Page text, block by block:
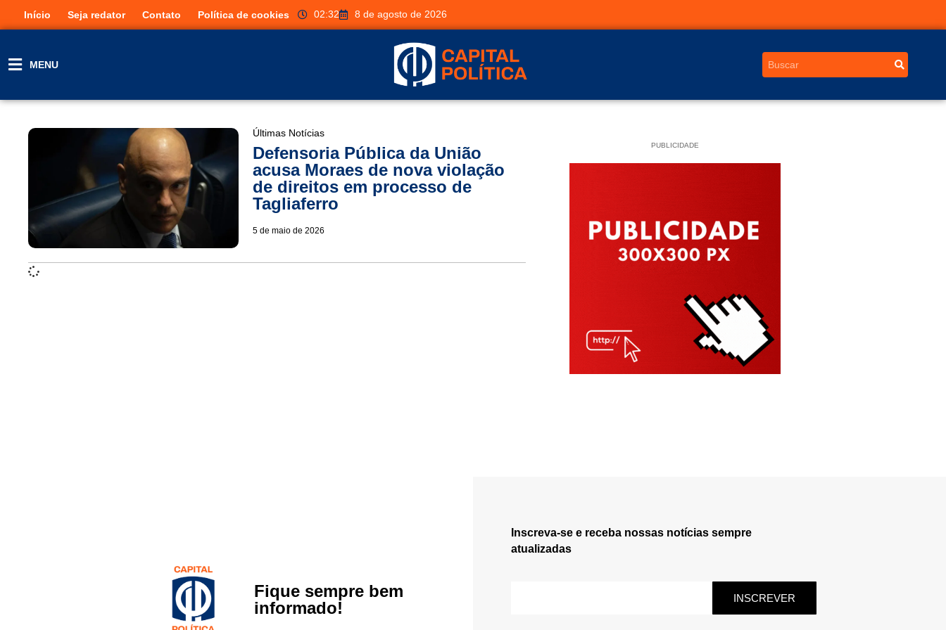
Início Seja redator Contato Política de cookies 02:32 8 de agosto de 2026
MENU
Últimas Notícias
Defensoria Pública da União
acusa Moraes de nova violação
de direitos em processo de
Tagliaferro
5 de maio de 2026
PUBLICIDADE
Fique sempre bem
informado!
Inscreva-se e receba nossas notícias sempre
atualizadas
INSCREVER